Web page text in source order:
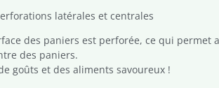
latérales et centrales
des paniers est perforée, ce qui
des paniers.
goûts et des aliments savoureux !